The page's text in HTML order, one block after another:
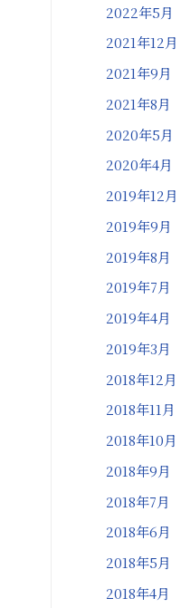
2022年5月
2021年12月
2021年9月
2021年8月
2020年5月
2020年4月
2019年12月
2019年9月
2019年8月
2019年7月
2019年4月
2019年3月
2018年12月
2018年11月
2018年10月
2018年9月
2018年7月
2018年6月
2018年5月
2018年4月